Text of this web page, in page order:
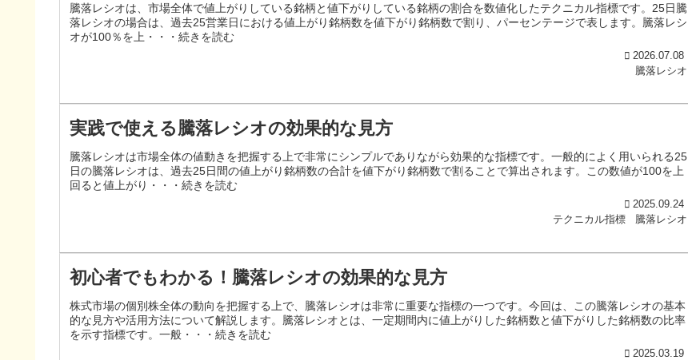
騰落レシオは、市場全体で値上がりしている銘柄と値下がりしている銘柄の割合を数値化したテクニカル指標です。25日騰
落レシオの場合は、過去25営業日における値上がり銘柄数を値下がり銘柄数で割り、パーセンテージで表します。騰落レシ
オが100％を上・・・続きを読む
2026.07.08
騰落レシオ
実践で使える騰落レシオの効果的な見方
騰落レシオは市場全体の値動きを把握する上で非常にシンプルでありながら効果的な指標です。一般的によく用いられる25
日の騰落レシオは、過去25日間の値上がり銘柄数の合計を値下がり銘柄数で割ることで算出されます。この数値が100を上
回ると値上がり・・・続きを読む
2025.09.24
テクニカル指標
騰落レシオ
初心者でもわかる！騰落レシオの効果的な見方
株式市場の個別株全体の動向を把握する上で、騰落レシオは非常に重要な指標の一つです。今回は、この騰落レシオの基本
的な見方や活用方法について解説します。騰落レシオとは、一定期間内に値上がりした銘柄数と値下がりした銘柄数の比率
を示す指標です。一般・・・続きを読む
2025.03.19